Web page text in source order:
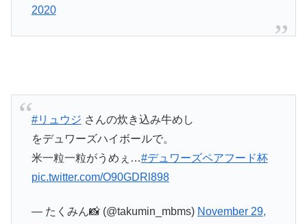
2020
#リュウジ さんの炊き込み牛めし
をデュワーズハイボールで。
米一粒一粒がうめぇ…#デュワーズペアフード杯
pic.twitter.com/O90GDRl898
— たくみん📸 (@takumin_mbms) November 29,